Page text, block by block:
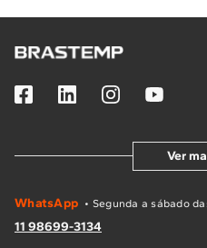
Ver
WhatsApp • Segunda a sábado
11 98699-3134